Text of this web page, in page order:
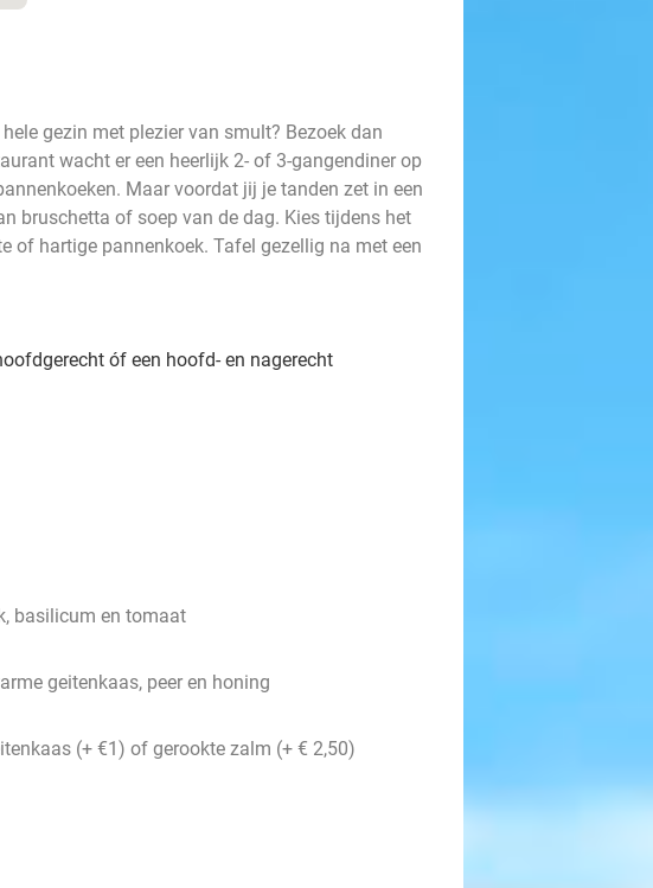
gezin met plezier van smult? Bezoek dan
wacht er een heerlijk 2- of 3-gangendiner op
Maar voordat jij je tanden zet in een
bruschetta of soep van de dag. Kies tijdens het
of hartige pannenkoek. Tafel gezellig na met een
óf een hoofd- en nagerecht
basilicum en tomaat
geitenkaas, peer en honing
(+ €1) of gerookte zalm (+ € 2,50)